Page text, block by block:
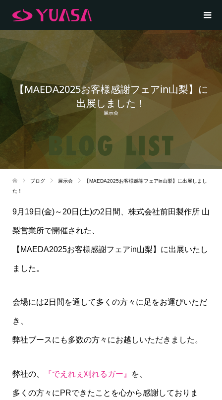
【MAEDA2025お客様感謝フェアin山梨】に
出展しました！
展示会
ブログ 展示会
【MAEDA2025お客様感謝フェアin山梨】に出展しまし
た！
9月19日(金)～20日(土)の2日間、株式会社前田製作所 山
梨営業所で開催された、
【MAEDA2025お客様感謝フェアin山梨】に出展いたし
ました。
会場には2日間を通して多くの方々に足をお運びいただ
き、
弊社ブースにも多数の方々にお越しいただきました。
弊社の、 『でえれぇ刈れるガー』 を、
多くの方々にPRできたことを心から感謝しておりま